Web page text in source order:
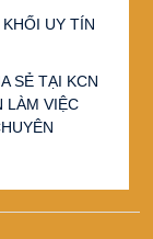
UY TÍN
SẺ TẠI KCN
LÀM VIỆC